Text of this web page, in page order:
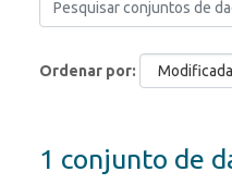
Ordenar por
1 conjunto de